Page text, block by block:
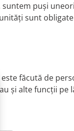
puși
sunt
făcută de
și alte funcții pe